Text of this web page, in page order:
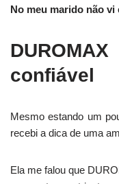
No meu marido não
confiável
Mesmo estando um
recebi a dica de uma
Ela me falou que